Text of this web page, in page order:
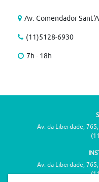
Av. Comendador
(11)5128-6930
7h - 18h
Av. da Liberdade,
Av. da Liberdade,